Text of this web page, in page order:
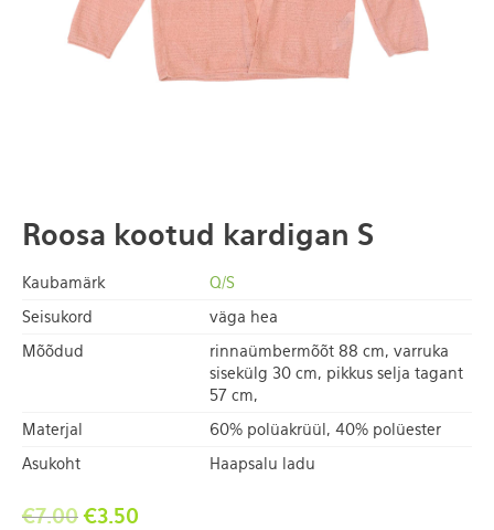
Roosa kootud kardigan S
Kaubamärk
Q/S
Seisukord
väga hea
Mõõdud
rinnaümbermõõt 88 cm, varruka
sisekülg 30 cm, pikkus selja tagant
57 cm,
Materjal
60% polüakrüül, 40% polüester
Asukoht
Haapsalu ladu
€7.00 €3.50